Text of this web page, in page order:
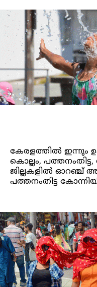
കേരളത്തിൽ ഇന്നും
കൊല്ലം,
ജില്ലകളില്‍ ഓറഞ്ച്
പത്തനംതിട്ട